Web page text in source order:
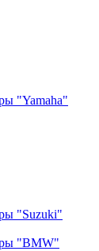
"Yamaha"
"Suzuki"
"BMW"